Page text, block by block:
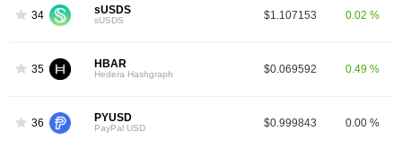
34 sUSDS
sUSDS $1.107153 0.02 %
35 HBAR
Hedera Hashgraph $0.069592 0.49 %
36 PYUSD
PayPal USD $0.999843 0.00 %